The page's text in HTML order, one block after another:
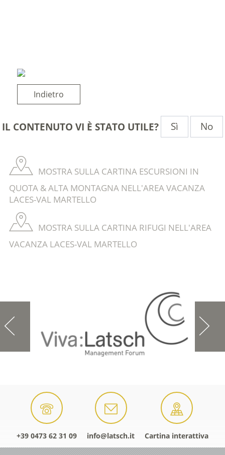
Indietro
IL CONTENUTO VI È STATO UTILE? Sì No
MOSTRA SULLA CARTINA ESCURSIONI IN
QUOTA & ALTA MONTAGNA NELL'AREA VACANZA
LACES-VAL MARTELLO
MOSTRA SULLA CARTINA RIFUGI NELL'AREA
VACANZA LACES-VAL MARTELLO
+39 0473 62 31 09 info@latsch.it Cartina interattiva